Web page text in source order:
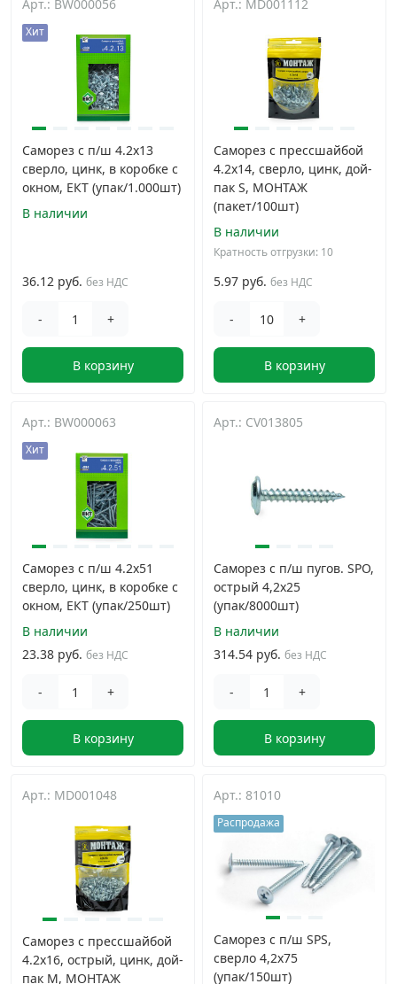
Арт.: BW000056
Хит
Саморез с п/ш 4.2х13
сверло, цинк, в коробке с
окном, ЕКТ (упак/1.000шт)
В наличии
36.12 руб. без НДС
- +
В корзину
Арт.: MD001112
Саморез с прессшайбой
4.2x14, сверло, цинк, дой-
пак S, МОНТАЖ
(пакет/100шт)
В наличии
Кратность отгрузки: 10
5.97 руб. без НДС
- +
В корзину
Арт.: BW000063
Хит
Саморез с п/ш 4.2х51
сверло, цинк, в коробке с
окном, ЕКТ (упак/250шт)
В наличии
23.38 руб. без НДС
- +
В корзину
Арт.: CV013805
Саморез с п/ш пугов. SPO,
острый 4,2х25
(упак/8000шт)
В наличии
314.54 руб. без НДС
- +
В корзину
Арт.: MD001048
Саморез с прессшайбой
4.2x16, острый, цинк, дой-
пак M, МОНТАЖ
Арт.: 81010
Распродажа
Саморез с п/ш SPS,
сверло 4,2х75
(упак/150шт)